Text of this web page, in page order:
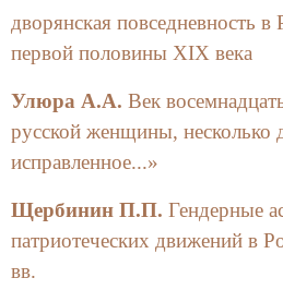
в прошедшие годы,
большой популярностью. Это
тематике сообщений, с
нашей научной встрече ее
особенностью петербургских
«Российские женщины и
является пока еще, к
неуклонно возрастающее
исследователей-мужчин.
факультета, хотя с докладом
конференции, которая
дворянская повседневность
первой половины XIX века
Улюра А.А. Век
русской женщины, несколько
исправленное...»
Щербинин П.П. Гендерные
патриотеческих движений в
вв.